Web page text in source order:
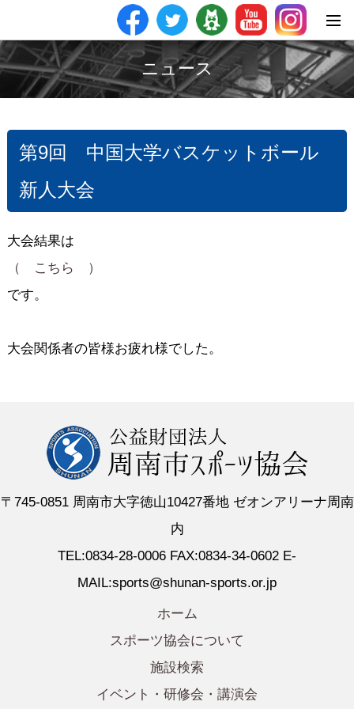
ニュース
第9回 中国大学バスケットボール
新人大会
大会結果は
（ こちら ）
です。
大会関係者の皆様お疲れ様でした。
〒745-0851 周南市大字徳山10427番地 ゼオンアリーナ周南
内
TEL:0834-28-0006 FAX:0834-34-0602 E-
MAIL:sports@shunan-sports.or.jp
ホーム
スポーツ協会について
施設検索
イベント・研修会・講演会